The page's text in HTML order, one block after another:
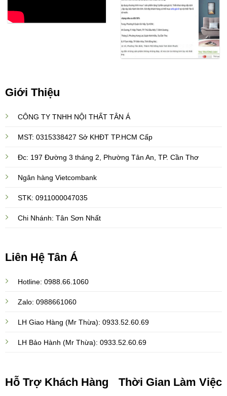
Giới Thiệu
CÔNG TY TNHH NỘI THẤT TÂN Á
MST: 0315338427 Sở KHĐT TP.HCM Cấp
Đc: 197 Đường 3 tháng 2, Phường Tân An, TP. Cần Thơ
Ngân hàng Vietcombank
STK: 0911000047035
Chi Nhánh: Tân Sơn Nhất
Liên Hệ Tân Á
Hotline: 0988.66.1060
Zalo: 0988661060
LH Giao Hàng (Mr Thừa): 0933.52.60.69
LH Bảo Hành (Mr Thừa): 0933.52.60.69
Hỗ Trợ Khách Hàng Thời Gian Làm Việc